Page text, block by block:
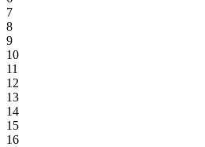
7
8
9
10
11
12
13
14
15
16